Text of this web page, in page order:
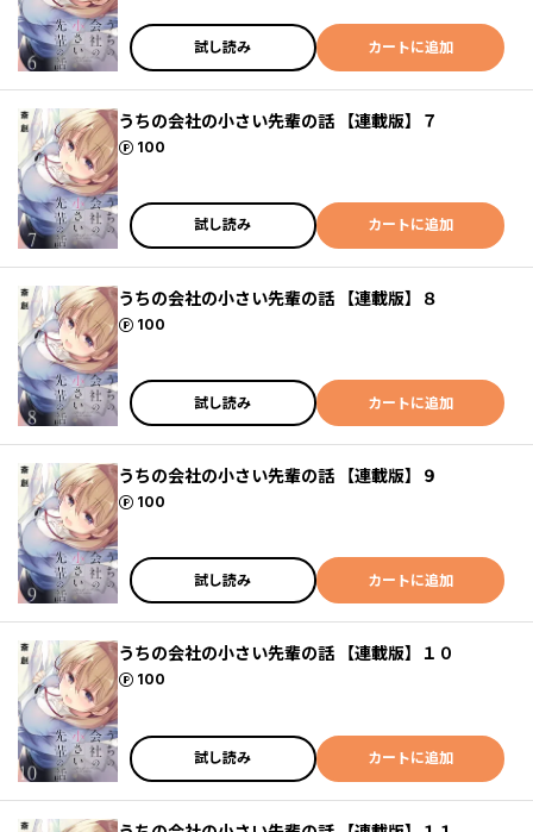
試し読み カートに追加
うちの会社の小さい先輩の話 【連載版】７
100
ポイント
試し読み カートに追加
うちの会社の小さい先輩の話 【連載版】８
100
ポイント
試し読み カートに追加
うちの会社の小さい先輩の話 【連載版】９
100
ポイント
試し読み カートに追加
うちの会社の小さい先輩の話 【連載版】１０
100
ポイント
試し読み カートに追加